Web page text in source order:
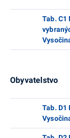
Tab.
Obyvatelstvo
Tab. D1